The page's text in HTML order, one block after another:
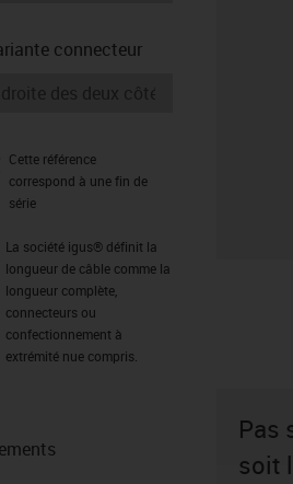
connecteur
igus-icon-info
Cette référence
correspond à une fin de
série
icon-info
La société igus® définit la
longueur de câble comme la
longueur complète,
connecteurs ou
confectionnement à
extrémité nue compris.
Pas
soit